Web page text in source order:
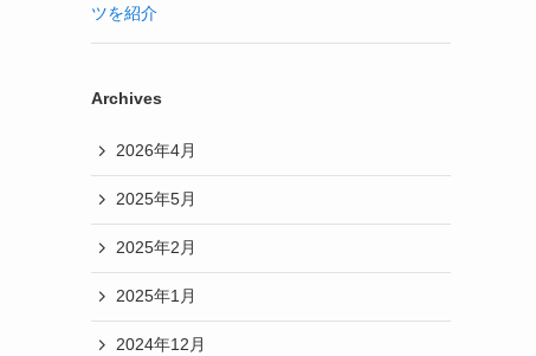
ツを紹介
Archives
2026年4月
2025年5月
2025年2月
2025年1月
2024年12月